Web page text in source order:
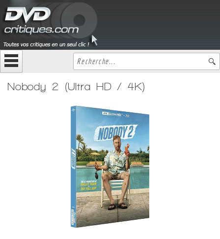
Nobody 2 (Ultra HD / 4K)